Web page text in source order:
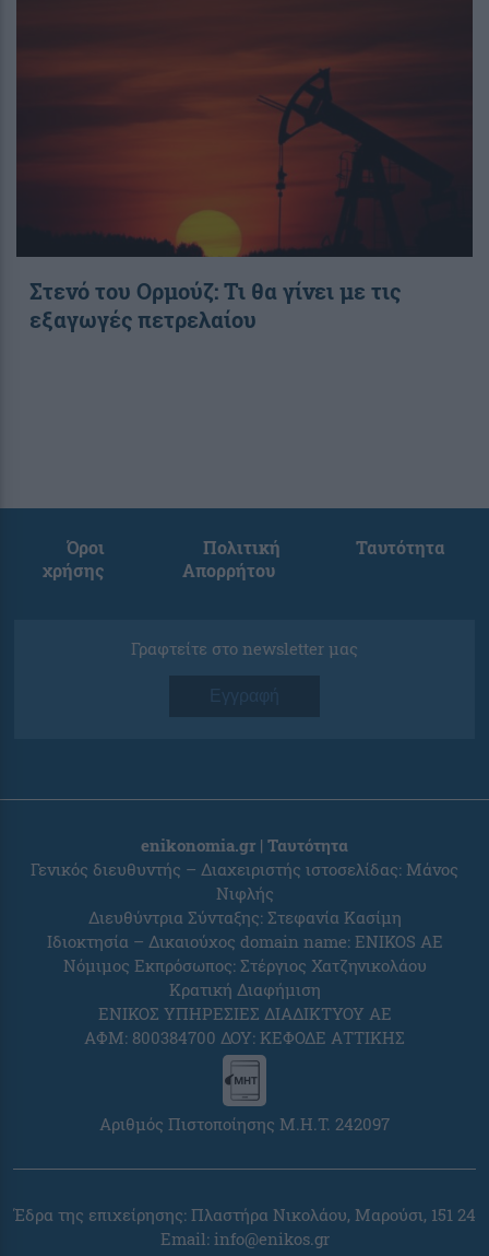
Στενό του Ορμούζ: Τι θα γίνει με τις
εξαγωγές πετρελαίου
Όροι
χρήσης
Πολιτική
Απορρήτου
Ταυτότητα
Γραφτείτε στο newsletter μας
Εγγραφή
enikonomia.gr | Ταυτότητα
Γενικός διευθυντής – Διαχειριστής ιστοσελίδας: Μάνος
Νιφλής
Διευθύντρια Σύνταξης: Στεφανία Κασίμη
Ιδιοκτησία – Δικαιούχος domain name: ENIKOS AE
Νόμιμος Εκπρόσωπος: Στέργιος Χατζηνικολάου
Κρατική Διαφήμιση
ΕΝΙΚΟΣ ΥΠΗΡΕΣΙΕΣ ΔΙΑΔΙΚΤΥΟΥ ΑΕ
ΑΦΜ: 800384700 ΔΟΥ: ΚΕΦΟΔΕ ΑΤΤΙΚΗΣ
Αριθμός Πιστοποίησης Μ.Η.Τ. 242097
Έδρα της επιχείρησης: Πλαστήρα Νικολάου, Μαρούσι, 151 24
Email: info@enikos.gr